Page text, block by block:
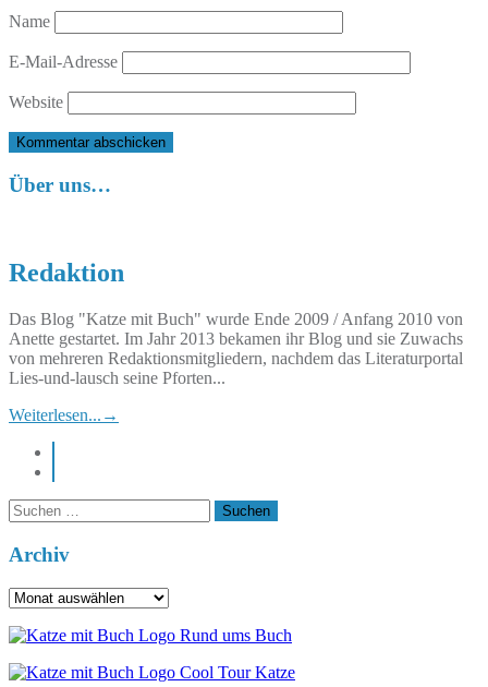
Name
E-Mail-Adresse
Website
Über uns…
Redaktion
Das Blog "Katze mit Buch" wurde Ende 2009 / Anfang 2010 von
Anette gestartet. Im Jahr 2013 bekamen ihr Blog und sie Zuwachs
von mehreren Redaktionsmitgliedern, nachdem das Literaturportal
Lies-und-lausch seine Pforten...
Weiterlesen... →
Suchen
nach:
Archiv
Archiv